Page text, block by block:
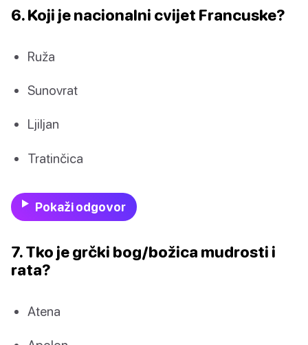
6. Koji je nacionalni cvijet Francuske?
Ruža
Sunovrat
Ljiljan
Tratinčica
Pokaži odgovor
7. Tko je grčki bog/božica mudrosti i
rata?
Atena